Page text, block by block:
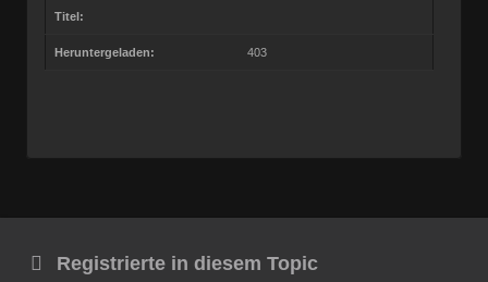
Titel:
Heruntergeladen: 403
Registrierte in diesem Topic